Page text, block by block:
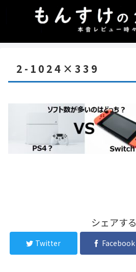
2-1024×339
シェアする
Twitter Facebook